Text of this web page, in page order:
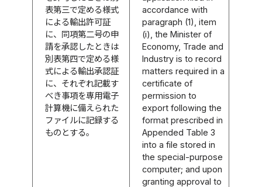
表第三で定める様式
による輸出許可証
に、同項第二号の申
請を承認したときは
別表第四で定める様
式による輸出承認証
に、それぞれ記載す
べき事項を専用電子
計算機に備えられた
ファイルに記録する
ものとする。
accordance with
paragraph (1), item
(i), the Minister of
Economy, Trade and
Industry is to record
matters required in a
certificate of
permission to
export following the
format prescribed in
Appended Table 3
into a file stored in
the special-purpose
computer; and upon
granting approval to